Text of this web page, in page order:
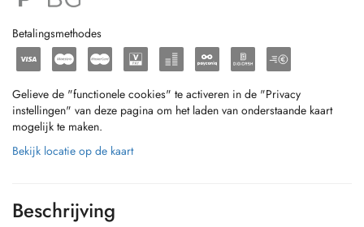
Betalingsmethodes
Gelieve de "functionele cookies" te activeren in de "Privacy
instellingen" van deze pagina om het laden van onderstaande kaart
mogelijk te maken.
Bekijk locatie op de kaart
Beschrijving